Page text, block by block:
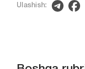
Ulashish: